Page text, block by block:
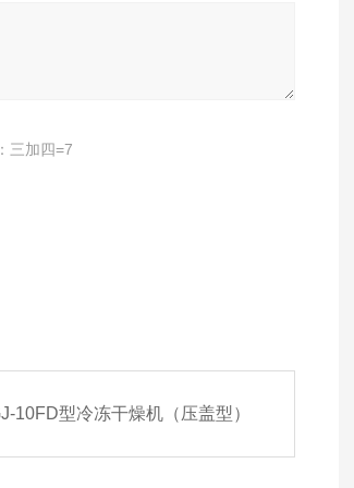
三加四=7
10FD型冷冻干燥机（压盖型）